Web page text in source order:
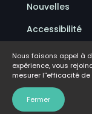
Nouvelles
Accessibilité
Politique de
Conditions
FAQ
Nous faisons appel à
expérience, vous
mesurer l''efficacité
Fermer